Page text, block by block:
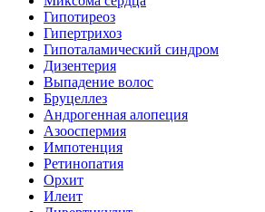
Гипотиреоз
Гипертрихоз
Гипоталамический синдром
Дизентерия
Выпадение волос
Бруцеллез
Андрогенная алопеция
Азооспермия
Импотенция
Ретинопатия
Орхит
Илеит